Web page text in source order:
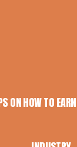
ON HOW TO